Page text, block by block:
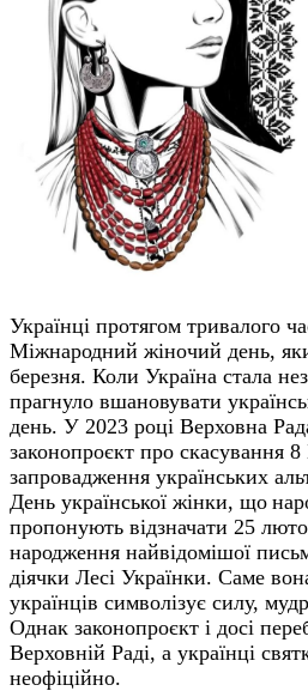
Українці протягом тривалого
Міжнародний жіночий день,
березня. Коли Україна стала
прагнуло вшановувати
день. У 2023 році Верховна
законопроєкт про скасування 8
запровадження українських
День української жінки, що
пропонують відзначати 25
народження найвідомішої
діячки Лесі Українки. Саме
українців символізує силу,
Однак законопроєкт і досі
Верховній Раді, а українці
неофіційно.